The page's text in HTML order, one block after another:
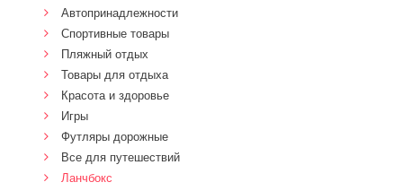
Автопринадлежности
Спортивные товары
Пляжный отдых
Товары для отдыха
Красота и здоровье
Игры
Футляры дорожные
Все для путешествий
Ланчбокс